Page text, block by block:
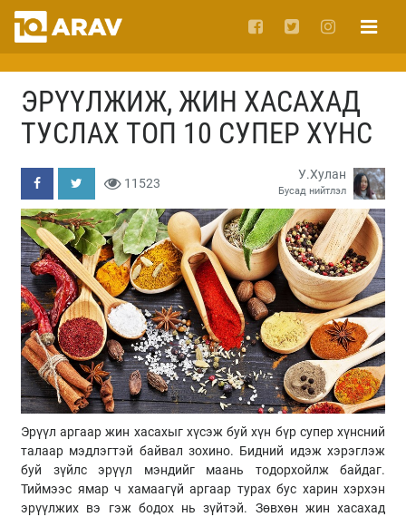
ЭРҮҮЛЖИЖ, ЖИН ХАСАХАД
ТУСЛАХ ТОП 10 СУПЕР ХҮНС
11523
У.Хулан
Бусад нийтлэл
Эрүүл аргаар жин хасахыг хүсэж буй хүн бүр супер хүнсний
талаар мэдлэгтэй байвал зохино. Бидний идэж хэрэглэж
буй зүйлс эрүүл мэндийг маань тодорхойлж байдаг.
Тиймээс ямар ч хамаагүй аргаар турах бус харин хэрхэн
эрүүлжих вэ гэж бодох нь зүйтэй. Зөвхөн жин хасахад